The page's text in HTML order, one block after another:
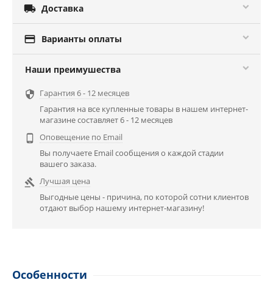
 Доставка
 Варианты оплаты
Наши преимушества
 Гарантия 6 - 12 месяцев
Гарантия на все купленные товары в нашем интернет-
магазине составляет 6 - 12 месяцев

Оповещение по Email
Вы получаете Email сообщения о каждой стадии
вашего заказа.

Лучшая цена
Выгодные цены - причина, по которой сотни клиентов
отдают выбор нашему интернет-магазину!
Особенности